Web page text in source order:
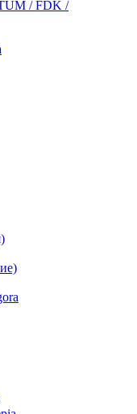
/ FDK /